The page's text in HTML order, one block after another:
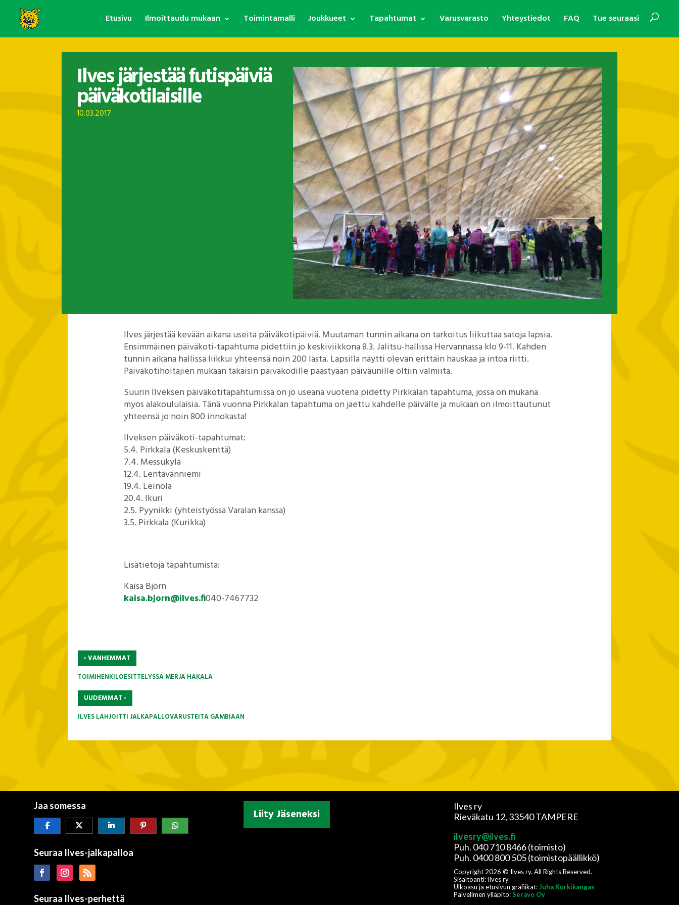
Etusivu Ilmoittaudu mukaan Toimintamalli Joukkueet Tapahtumat Varusvarasto Yhteystiedot FAQ Tue seuraasi
Ilves järjestää futispäiviä
päiväkotilaisille
10.03.2017
Ilves järjestää kevään aikana useita päiväkotipäiviä. Muutaman tunnin aikana on tarkoitus liikuttaa satoja lapsia.
Ensimmäinen päiväkoti-tapahtuma pidettiin jo keskiviikkona 8.3. Jalitsu-hallissa Hervannassa klo 9-11. Kahden
tunnin aikana hallissa liikkui yhteensä noin 200 lasta. Lapsilla näytti olevan erittäin hauskaa ja intoa riitti.
Päiväkotihoitajien mukaan takaisin päiväkodille päästyään päiväunille oltiin valmiita.
Suurin Ilveksen päiväkotitapahtumissa on jo useana vuotena pidetty Pirkkalan tapahtuma, jossa on mukana
myös alakoululaisia. Tänä vuonna Pirkkalan tapahtuma on jaettu kahdelle päivälle ja mukaan on ilmoittautunut
yhteensä jo noin 800 innokasta!
Ilveksen päiväkoti-tapahtumat:
5.4. Pirkkala (Keskuskenttä)
7.4. Messukylä
12.4. Lentävänniemi
19.4. Leinola
20.4. Ikuri
2.5. Pyynikki (yhteistyössä Varalan kanssa)
3.5. Pirkkala (Kurikka)
Lisätietoja tapahtumista:
Kaisa Björn
kaisa.bjorn@ilves.fi040-7467732
‹VANHEMMAT
TOIMIHENKILÖESITTELYSSÄ MERJA HAKALA
UUDEMMAT›
ILVES LAHJOITTI JALKAPALLOVARUSTEITA GAMBIAAN
Jaa somessa
Seuraa Ilves-jalkapalloa
Seuraa Ilves-perhettä
Liity Jäseneksi
Ilves ry
Rieväkatu 12, 33540 TAMPERE
ilvesry@ilves.fi
Puh. 040 710 8466 (toimisto)
Puh. 0400 800 505 (toimistopäällikkö)
Copyright 2026 © Ilves ry. All Rights Reserved.
Sisältöanti: Ilves ry
Ulkoasu ja etusivun grafiikat: Juha Kurkikangas
Palvelimen ylläpito:Seravo Oy